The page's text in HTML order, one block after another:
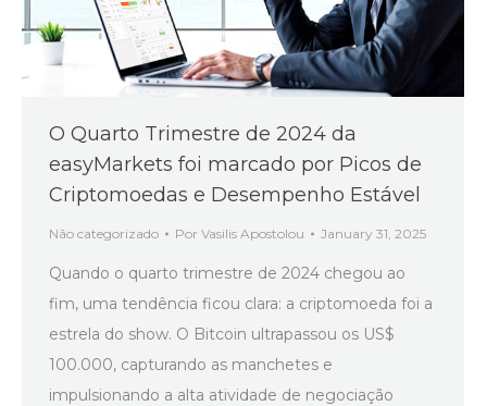
O Quarto Trimestre de 2024 da
easyMarkets foi marcado por Picos de
Criptomoedas e Desempenho Estável
Não categorizado Por Vasilis Apostolou January 31, 2025
Quando o quarto trimestre de 2024 chegou ao
fim, uma tendência ficou clara: a criptomoeda foi a
estrela do show. O Bitcoin ultrapassou os US$
100.000, capturando as manchetes e
impulsionando a alta atividade de negociação